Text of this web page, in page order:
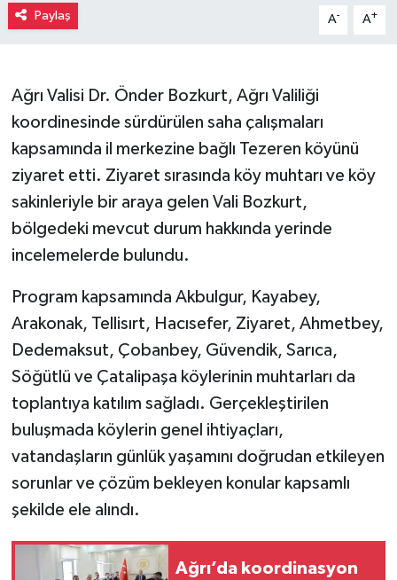
Paylaş A- A+
Ağrı Valisi Dr. Önder Bozkurt, Ağrı Valiliği
koordinesinde sürdürülen saha çalışmaları
kapsamında il merkezine bağlı Tezeren köyünü
ziyaret etti. Ziyaret sırasında köy muhtarı ve köy
sakinleriyle bir araya gelen Vali Bozkurt,
bölgedeki mevcut durum hakkında yerinde
incelemelerde bulundu.
Program kapsamında Akbulgur, Kayabey,
Arakonak, Tellisırt, Hacısefer, Ziyaret, Ahmetbey,
Dedemaksut, Çobanbey, Güvendik, Sarıca,
Söğütlü ve Çatalipaşa köylerinin muhtarları da
toplantıya katılım sağladı. Gerçekleştirilen
buluşmada köylerin genel ihtiyaçları,
vatandaşların günlük yaşamını doğrudan etkileyen
sorunlar ve çözüm bekleyen konular kapsamlı
şekilde ele alındı.
Ağrı’da koordinasyon